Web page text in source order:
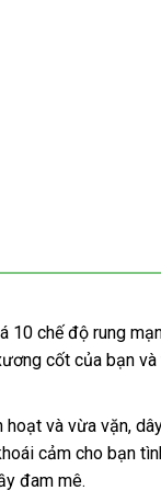
10 chế độ rung
cốt cao
của bạn và
hoạt bình
luận
và vừa vặn
giá
,
cảm cho bạn
đam mê.